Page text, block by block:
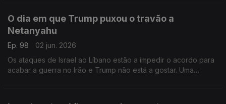
O dia em que Trump puxou o travão a
Netanyahu
Ep. 98
02 jun. 2026
Os ataques de Israel ao Líbano estão a impedir o acordo para
acabar a guerra no Irão e Trump não está a gostar. Uma